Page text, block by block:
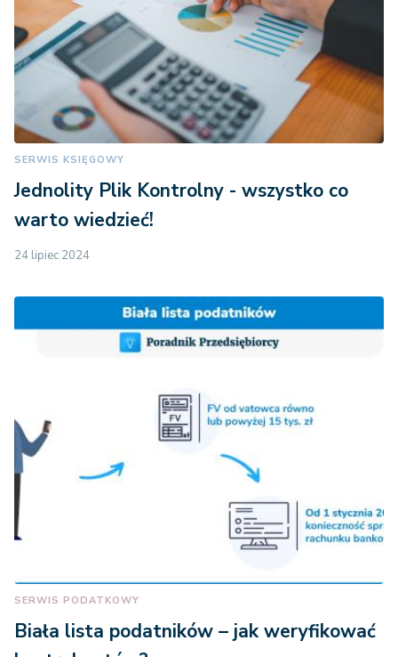
SERWIS KSIĘGOWY
Jednolity Plik Kontrolny - wszystko co
warto wiedzieć!
24 lipiec 2024
SERWIS PODATKOWY
Biała lista podatników – jak weryfikować